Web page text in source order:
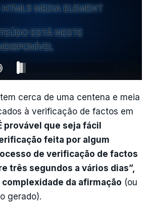
HTML5 MEDIA ELEMENT
ESTÁ NESTE
cerca de uma centena e meia
à verificação de factos em
provável que seja fácil
feita por algum
de verificação de factos
três segundos a vários dias”,
da afirmação (ou
gerado).